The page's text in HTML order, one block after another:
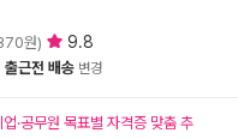
원) 9.8
출근전 배송 변경
·공무원 목표별 자격증 맞춤 추